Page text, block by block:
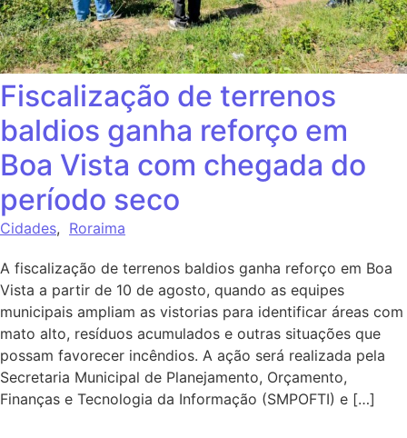
Fiscalização de terrenos
baldios ganha reforço em
Boa Vista com chegada do
período seco
Cidades, Roraima
A fiscalização de terrenos baldios ganha reforço em Boa
Vista a partir de 10 de agosto, quando as equipes
municipais ampliam as vistorias para identificar áreas com
mato alto, resíduos acumulados e outras situações que
possam favorecer incêndios. A ação será realizada pela
Secretaria Municipal de Planejamento, Orçamento,
Finanças e Tecnologia da Informação (SMPOFTI) e […]